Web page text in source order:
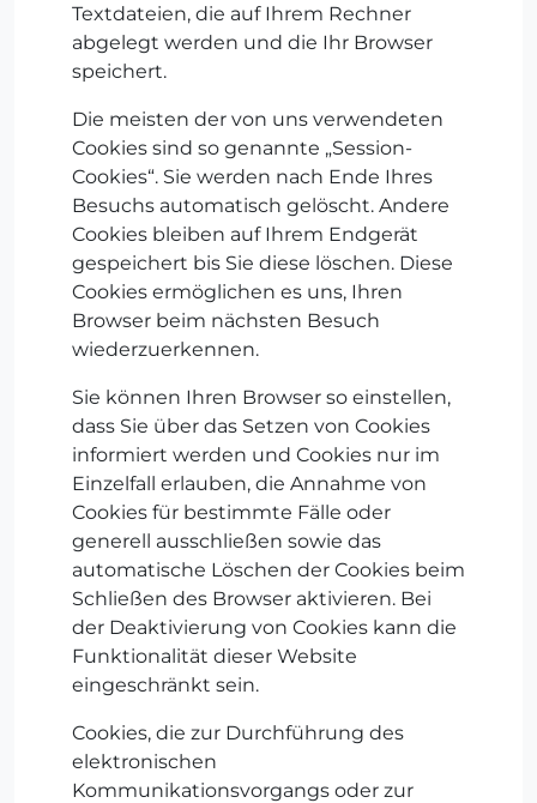
Textdateien, die auf Ihrem Rechner
abgelegt werden und die Ihr Browser
speichert.
Die meisten der von uns verwendeten
Cookies sind so genannte „Session-
Cookies“. Sie werden nach Ende Ihres
Besuchs automatisch gelöscht. Andere
Cookies bleiben auf Ihrem Endgerät
gespeichert bis Sie diese löschen. Diese
Cookies ermöglichen es uns, Ihren
Browser beim nächsten Besuch
wiederzuerkennen.
Sie können Ihren Browser so einstellen,
dass Sie über das Setzen von Cookies
informiert werden und Cookies nur im
Einzelfall erlauben, die Annahme von
Cookies für bestimmte Fälle oder
generell ausschließen sowie das
automatische Löschen der Cookies beim
Schließen des Browser aktivieren. Bei
der Deaktivierung von Cookies kann die
Funktionalität dieser Website
eingeschränkt sein.
Cookies, die zur Durchführung des
elektronischen
Kommunikationsvorgangs oder zur